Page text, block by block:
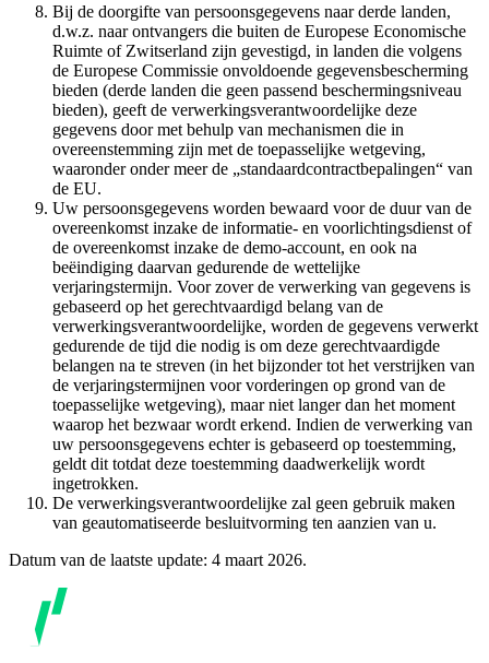
Bij de doorgifte van persoonsgegevens naar derde landen,
d.w.z. naar ontvangers die buiten de Europese Economische
Ruimte of Zwitserland zijn gevestigd, in landen die volgens
de Europese Commissie onvoldoende gegevensbescherming
bieden (derde landen die geen passend beschermingsniveau
bieden), geeft de verwerkingsverantwoordelijke deze
gegevens door met behulp van mechanismen die in
overeenstemming zijn met de toepasselijke wetgeving,
waaronder onder meer de „standaardcontractbepalingen“ van
de EU.
Uw persoonsgegevens worden bewaard voor de duur van de
overeenkomst inzake de informatie- en voorlichtingsdienst of
de overeenkomst inzake de demo-account, en ook na
beëindiging daarvan gedurende de wettelijke
verjaringstermijn. Voor zover de verwerking van gegevens is
gebaseerd op het gerechtvaardigd belang van de
verwerkingsverantwoordelijke, worden de gegevens verwerkt
gedurende de tijd die nodig is om deze gerechtvaardigde
belangen na te streven (in het bijzonder tot het verstrijken van
de verjaringstermijnen voor vorderingen op grond van de
toepasselijke wetgeving), maar niet langer dan het moment
waarop het bezwaar wordt erkend. Indien de verwerking van
uw persoonsgegevens echter is gebaseerd op toestemming,
geldt dit totdat deze toestemming daadwerkelijk wordt
ingetrokken.
De verwerkingsverantwoordelijke zal geen gebruik maken
van geautomatiseerde besluitvorming ten aanzien van u.
Datum van de laatste update: 4 maart 2026.